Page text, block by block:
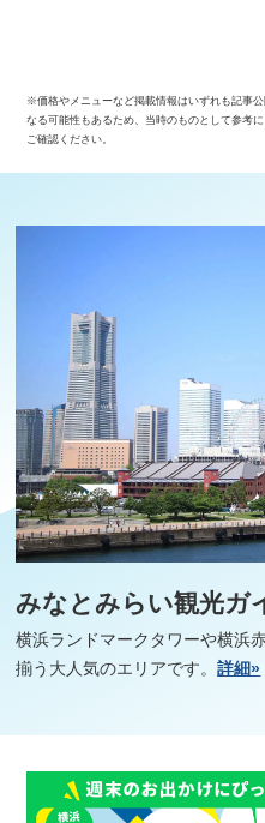
※価格やメニューなど掲載情報はいずれも記事
なる可能性もあるため、当時のものとして参考
ご確認ください。
みなとみらい観光ガ
横浜ランドマークタワーや横浜
揃う大人気のエリアです。詳細»